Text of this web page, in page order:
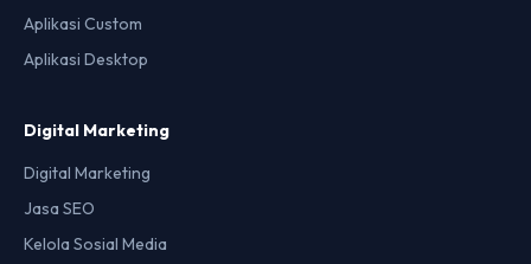
Aplikasi Custom
Aplikasi Desktop
Digital Marketing
Digital Marketing
Jasa SEO
Kelola Sosial Media